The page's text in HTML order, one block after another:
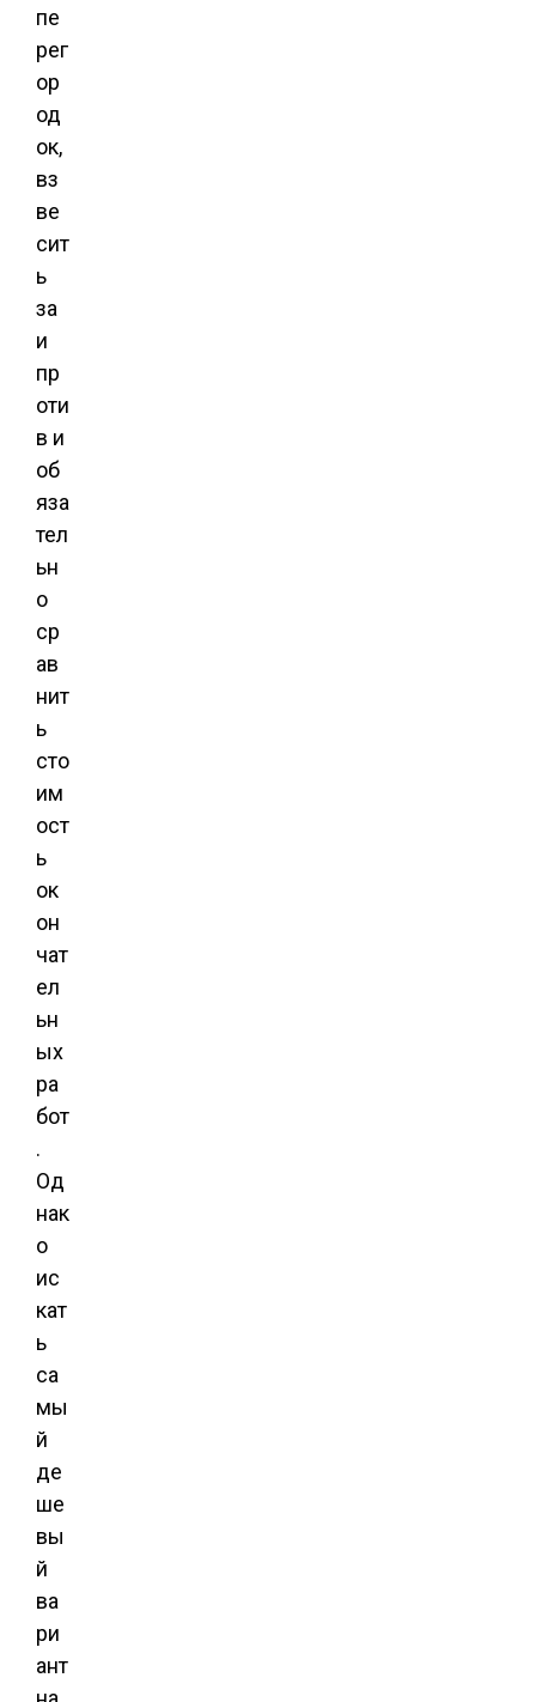
пе
рег
ор
од
ок,
вз
ве
сит
ь
за
и
пр
оти
в и
об
яза
тел
ьн
о
ср
ав
нит
ь
сто
им
ост
ь
ок
он
чат
ел
ьн
ых
ра
бот
.
Од
нак
о
ис
кат
ь
са
мы
й
де
ше
вы
й
ва
ри
ант